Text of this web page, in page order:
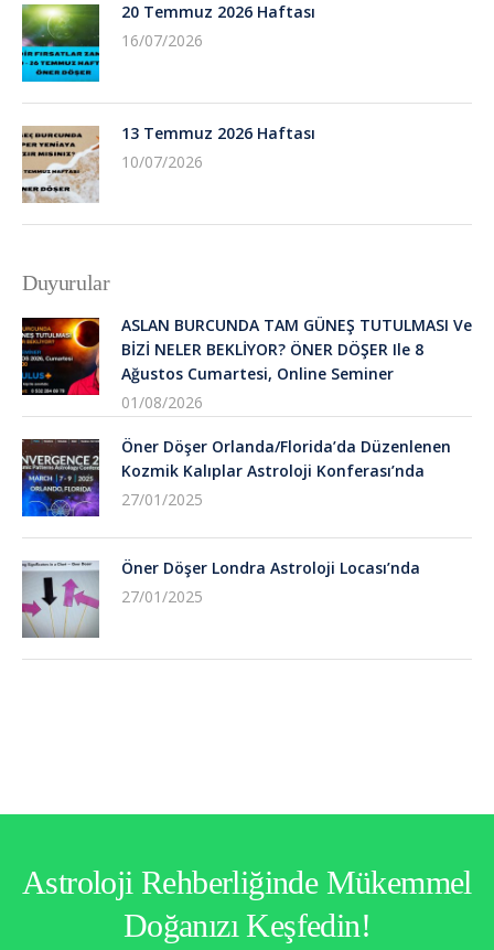
20 Temmuz 2026 Haftası
16/07/2026
13 Temmuz 2026 Haftası
10/07/2026
Duyurular
ASLAN BURCUNDA TAM GÜNEŞ TUTULMASI Ve
BİZİ NELER BEKLİYOR? ÖNER DÖŞER Ile 8
Ağustos Cumartesi, Online Seminer
01/08/2026
Öner Döşer Orlanda/Florida’da Düzenlenen
Kozmik Kalıplar Astroloji Konferası’nda
27/01/2025
Öner Döşer Londra Astroloji Locası’nda
27/01/2025
Astroloji Rehberliğinde Mükemmel
Doğanızı Keşfedin!